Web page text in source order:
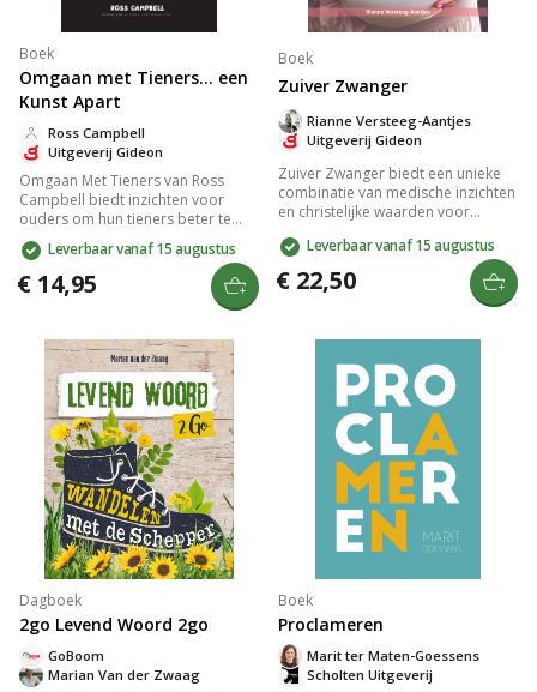
Boek
Omgaan met Tieners... een
Kunst Apart
Uitgeverij Gideon
Ross Campbell
Omgaan Met Tieners van Ross
Campbell biedt inzichten voor
ouders om hun tieners beter te
begrijpen en een sterke band op te
bouwen. Het boek helpt bij het
uiten van onvoorwaardelijke liefde,
het omgaan met de boosheid en
stemmingswisselingen van tieners,
kindrelatie.
Leverbaar vanaf 15 augustus
€ 14,95
Boek
Zuiver Zwanger
Uitgeverij Gideon
Rianne Versteeg-Aantjes
Zuiver Zwanger biedt een unieke
combinatie van medische inzichten
en christelijke waarden voor
Versteeg-Aantjes helpt je je
zwangerschap te beleven als deel
van Gods plan. Ervaar steun en
bevalling.
Leverbaar vanaf 15 augustus
€ 22,50
Dagboek
2go Levend Woord 2go
Marian Van der Zwaag
GoBoom
Boek
Proclameren
Scholten Uitgeverij
Marit ter Maten-Goessens